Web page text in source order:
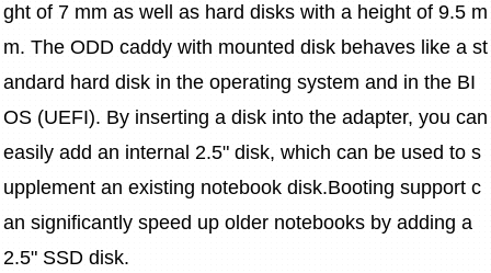
ght of 7 mm as well as hard disks with a height of 9.5 m
m. The ODD caddy with mounted disk behaves like a st
andard hard disk in the operating system and in the BI
OS (UEFI). By inserting a disk into the adapter, you can
easily add an internal 2.5" disk, which can be used to s
upplement an existing notebook disk.Booting support c
an significantly speed up older notebooks by adding a
2.5" SSD disk.